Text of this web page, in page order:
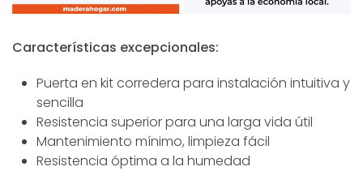
Características excepcionales:
Puerta en kit corredera para instalación intuitiva y
sencilla
Resistencia superior para una larga vida útil
Mantenimiento mínimo, limpieza fácil
Resistencia óptima a la humedad